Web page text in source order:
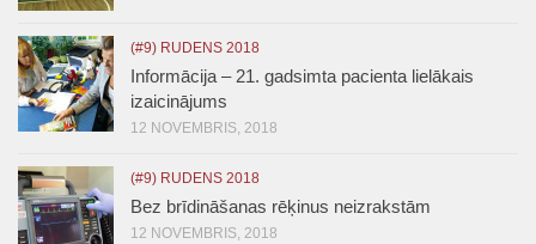
(#9) RUDENS 2018
Informācija – 21. gadsimta pacienta lielākais
izaicinājums
12 NOVEMBRIS, 2018
(#9) RUDENS 2018
Bez brīdināšanas rēķinus neizrakstām
12 NOVEMBRIS, 2018